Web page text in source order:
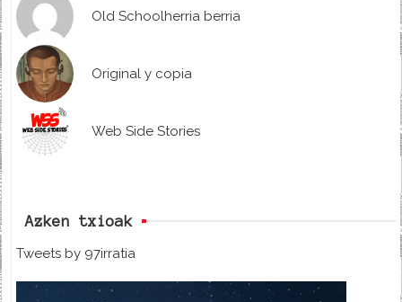
Old Schoolherria berria
Original y copia
Web Side Stories
Azken txioak
Tweets by 97irratia